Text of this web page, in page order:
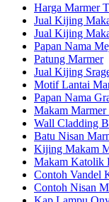
Harga Marmer
Jual Kijing
Jual Kijing
Papan Nama
Patung Marmer
Jual Kijing
Motif Lantai
Papan Nama
Makam
Wall Cladding
Batu Nisan
Kijing Makam
Makam Katolik
Contoh Vandel
Contoh Nisan